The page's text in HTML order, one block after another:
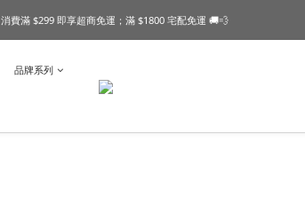
消費滿 $299 即享超商免運；滿 $1800 宅配免運 🚚💨
品牌系列